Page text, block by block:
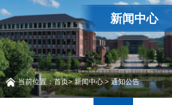
新闻中心
当前位置：首页>新闻中心>通知公告